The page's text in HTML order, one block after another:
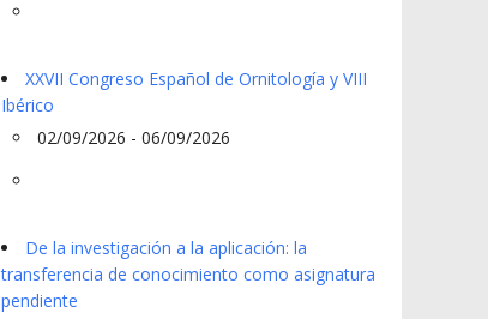
XXVII Congreso Español de Ornitología y VIII
Ibérico
02/09/2026 - 06/09/2026
De la investigación a la aplicación: la
transferencia de conocimiento como asignatura
pendiente